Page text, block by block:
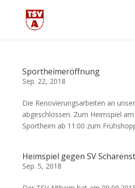
Sportheimeröffnung
Sep. 22, 2018
Die Renovierungsarbeiten an
abgeschlossen. Zum Heimspiel
Sportheim ab 11:00 zum
Heimspiel gegen SV
Sep. 5, 2018